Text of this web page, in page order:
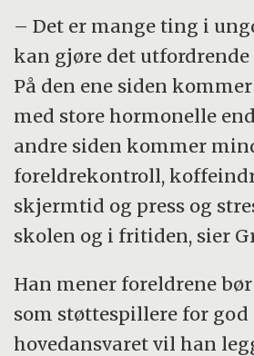
– Det er mange ting i
kan gjøre det utfordrende
På den ene siden
med store hormonelle
andre siden kommer
foreldrekontroll,
skjermtid og press og
skolen og i fritiden, sier
Han mener foreldrene
som støttespillere for god
hovedansvaret vil han